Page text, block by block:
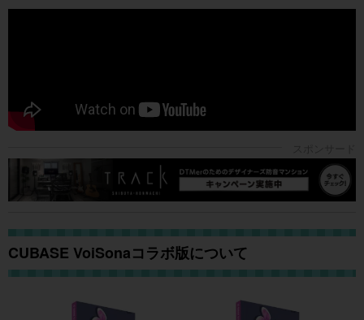
CUBASE VoiSonaコラボ版について